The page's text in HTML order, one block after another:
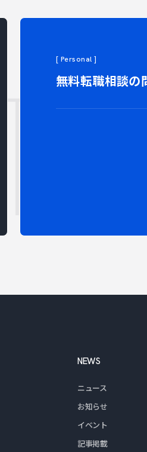
[ Personal ]
無料転職相談の
NEWS
ニュース
お知らせ
イベント
記事掲載